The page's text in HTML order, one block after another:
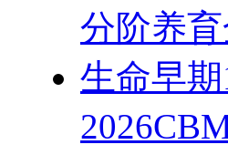
分阶养
生命早